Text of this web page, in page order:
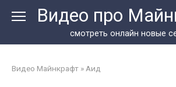
Видео про
смотреть онлайн новые
Видео Майнкрафт » Аид